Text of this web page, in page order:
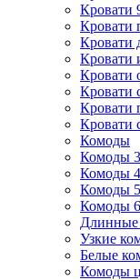
Кровати
Кровати
Кровати
Кровати
Кровати
Кровати
Кровати
Кровати
Комоды
Комоды
Комоды
Комоды
Комоды
Узкие
Белые
Комоды